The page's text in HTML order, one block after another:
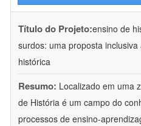
Título do Projeto:ensino de
surdos: uma proposta
histórica
Resumo: Localizado em uma
de História é um campo do
processos de ensino-